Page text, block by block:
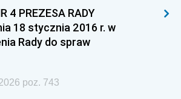
4 PREZESA RADY
18 stycznia 2016 r. w
Rady do spraw
poz. 743